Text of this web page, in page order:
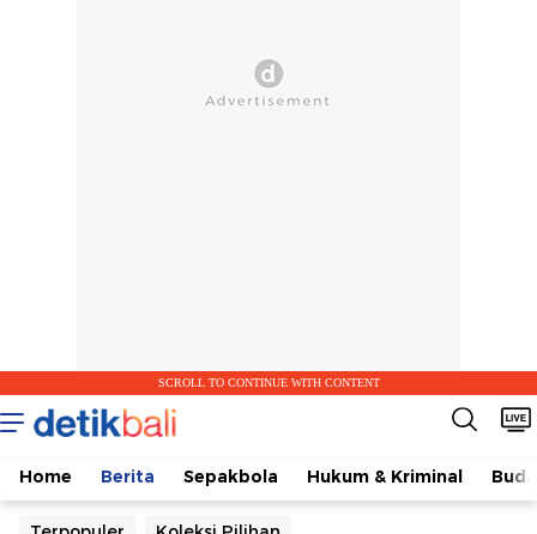
SCROLL TO CONTINUE WITH CONTENT
Home Berita Sepakbola Hukum & Kriminal